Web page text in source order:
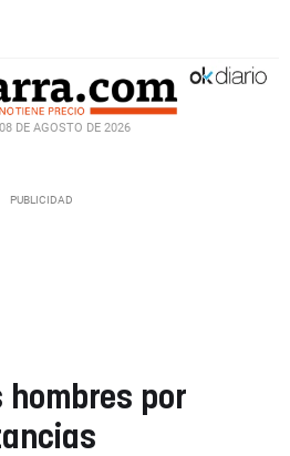
DE AGOSTO DE 2026
hombres por